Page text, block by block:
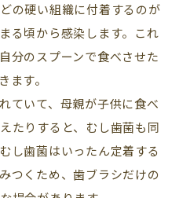
の硬い組織に付着するのが
る頃から感染します。これ
分のスプーンで食べさせた
ます。
ていて、母親が子供に食べ
たりすると、むし歯菌も同
し歯菌はいったん定着する
つくため、歯ブラシだけの